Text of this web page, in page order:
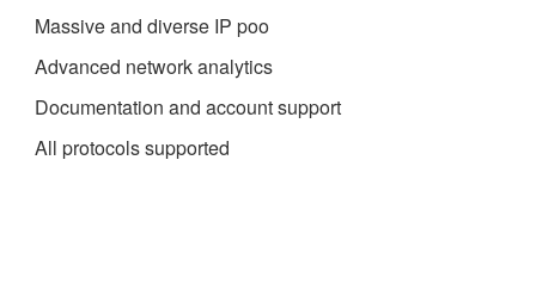
Massive and diverse IP poo
Advanced network analytics
Documentation and account support
All protocols supported